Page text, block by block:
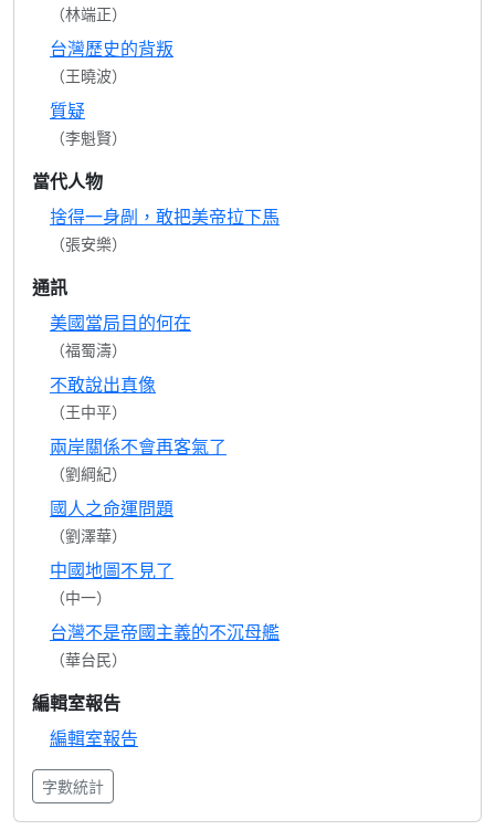
（林端正）
台灣歷史的背叛
（王曉波）
質疑
（李魁賢）
當代人物
捨得一身剮，敢把美帝拉下馬
（張安樂）
通訊
美國當局目的何在
（福蜀濤）
不敢說出真像
（王中平）
兩岸關係不會再客氣了
（劉綱紀）
國人之命運問題
（劉澤華）
中國地圖不見了
（中一）
台灣不是帝國主義的不沉母艦
（華台民）
編輯室報告
編輯室報告
字數統計